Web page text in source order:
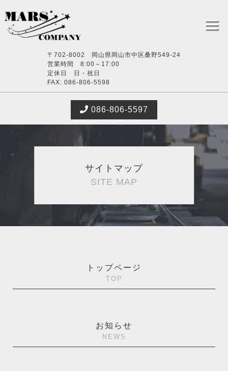
〒702-8002 岡山県岡山市中区桑野549-24
営業時間 8:00～17:00
定休日 日・祝日
FAX: 086-806-5598
086-806-5597
サイトマップ
SITE MAP
トップページ
TOP
お知らせ
NEWS